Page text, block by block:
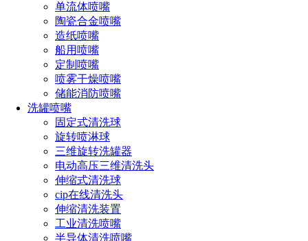
单流体喷嘴
陶瓷合金喷嘴
造纸喷嘴
船用喷嘴
定制喷嘴
喷雾干燥喷嘴
储能消防喷嘴
洗罐喷嘴
固定式清洗球
旋转喷淋球
三维旋转洗罐器
电动高压三维清洗头
伸缩式清洗球
cip在线清洗头
伸缩清洗装置
工业清洗喷嘴
半导体清洗喷嘴
不锈钢: 耐腐蚀性好，适用于食品、饮料、制药等需要高卫生
标准的行业。常用的不锈钢材质包括304、316L等。
塑料: 对于某些化工或腐蚀性液体清洗，塑料材质（如聚丙
烯、PVDF等）喷嘴可能更为合适。
3. 喷射角度
宽喷射角度: 适合清洗大型或形状复杂的罐体，能覆盖更多的
表面积。
窄喷射角度: 适用于深度清洁或重点清洗某些部位，如管道、
死角等。
4. 喷射模式
实心锥形喷射: 提供均匀的覆盖，适合大多数清洗任务。